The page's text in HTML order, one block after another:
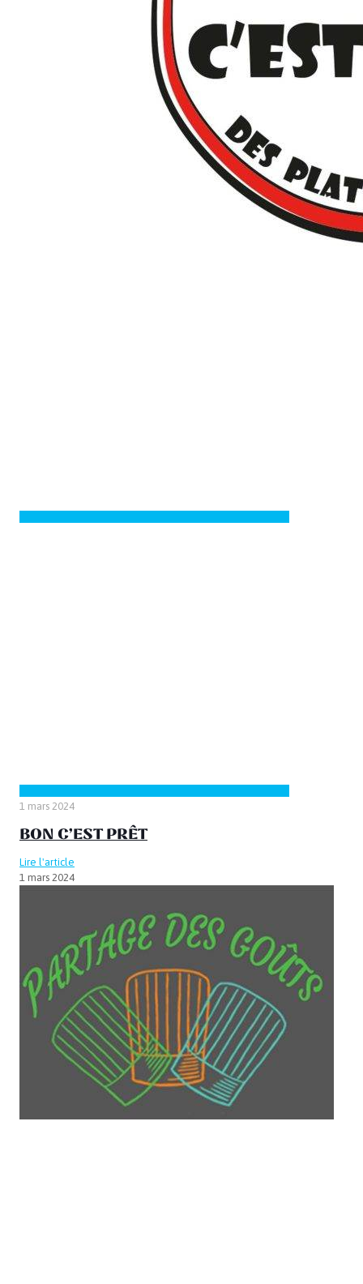
1 mars 2024
BON C’EST PRÊT
Lire l'article
1 mars 2024